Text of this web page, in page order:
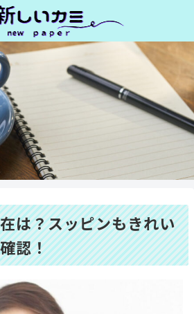
は？スッピンもきれい
認！